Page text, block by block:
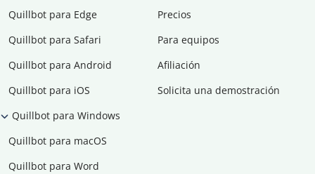
Quillbot para Edge
Quillbot para Safari
Quillbot para Android
Quillbot para iOS
Quillbot para Windows
Quillbot para macOS
Quillbot para Word
Precios
Para equipos
Afiliación
Solicita una demostración